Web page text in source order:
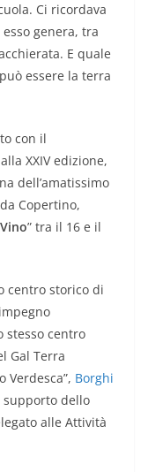
Ci ricordava
genera, tra
E quale
essere la terra
con il
XXIV edizione,
dell’amatissimo
Copertino,
” tra il 16 e il
centro storico di
stesso centro
Gal Terra
Verdesca”, Borghi
dello
alle Attività